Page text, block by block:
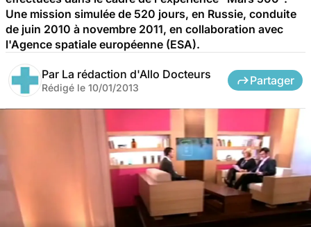
Une mission simulée de 520 jours, en Russie, conduite
de juin 2010 à novembre 2011, en collaboration avec
l'Agence spatiale européenne (ESA).
Par La rédaction d'Allo Docteurs
Rédigé le 10/01/2013
Partager